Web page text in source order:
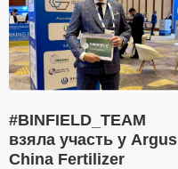
#BINFIELD_TEAM
взяла участь у Argus
China Fertilizer